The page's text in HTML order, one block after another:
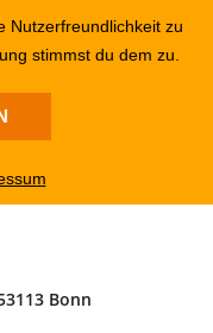
Bonn
Nutzerfreundlichkeit zu
stimmst du dem zu.